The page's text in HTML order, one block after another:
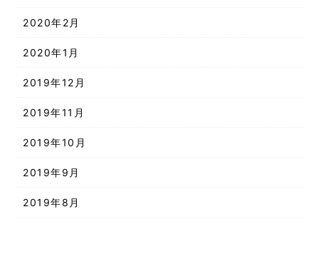
2020年2月
2020年1月
2019年12月
2019年11月
2019年10月
2019年9月
2019年8月